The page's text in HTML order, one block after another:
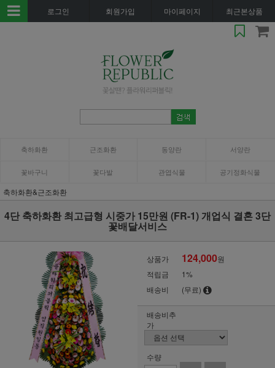
로그인 회원가입 마이페이지 최근본상품
축하화환 근조화환 동양란 서양란
꽃바구니 꽃다발 관엽식물 공기정화식물
축하화환&근조화환
4단 축하화환 최고급형 시중가 15만원 (FR-1) 개업식 결혼 3단
꽃배달서비스
상품가 124,000원
적립금
1%
배송비
(무료)
배송비추
가
수량